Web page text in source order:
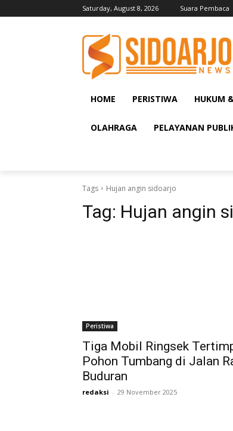
Saturday, August 8, 2026 Suara Pembaca
HOME PERISTIWA HUKUM
OLAHRAGA PELAYANAN
Tags Hujan angin sidoarjo
Tag: Hujan angin
Peristiwa
Tiga Mobil Ringsek
Pohon Tumbang di Jalan
Buduran
redaksi - 29 November 2025